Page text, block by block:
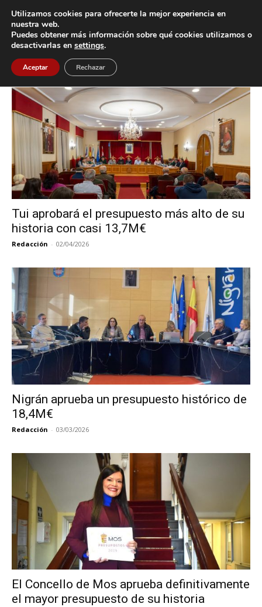
Inicio Etiquetas Presupuestos
Etiqueta: Presupuestos
Tui aprobará el presupuesto más alto de su
historia con casi 13,7M€
Redacción - 02/04/2026
Nigrán aprueba un presupuesto histórico de
18,4M€
Redacción - 03/03/2026
El Concello de Mos aprueba definitivamente
el mayor presupuesto de su historia
Utilizamos cookies para ofrecerte la mejor experiencia en
nuestra web.
Puedes obtener más información sobre qué cookies utilizamos o
desactivarlas en settings.
Aceptar Rechazar